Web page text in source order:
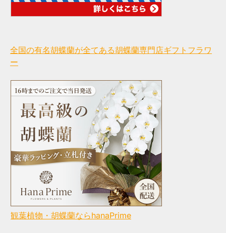
全国の有名胡蝶蘭が全てある胡蝶蘭専門店ギフトフラワ
ー
観葉植物・胡蝶蘭ならhanaPrime